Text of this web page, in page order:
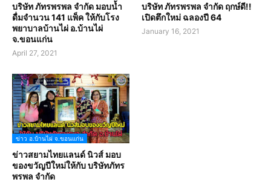
บริษัท ภัทรพรพล จำกัด มอบน้ำ
ดื่มจำนวน 141 แพ็ค ให้กับโรง
พยาบาลบ้านไผ่ อ.บ้านไผ่
จ.ขอนแก่น
April 27, 2021
บริษัท ภัทรพรพล จำกัด ฤกษ์ดี!!
เปิดตึกใหม่ ฉลองปี 64
January 16, 2021
ข่าว อ.บ้านไผ่ จ.ขอนแก่น
ข่าวสยามไทยแลนด์ นิวส์ มอบ
ของขวัญปีใหม่ให้กับ บริษัทภัทร
พรพล จำกัด